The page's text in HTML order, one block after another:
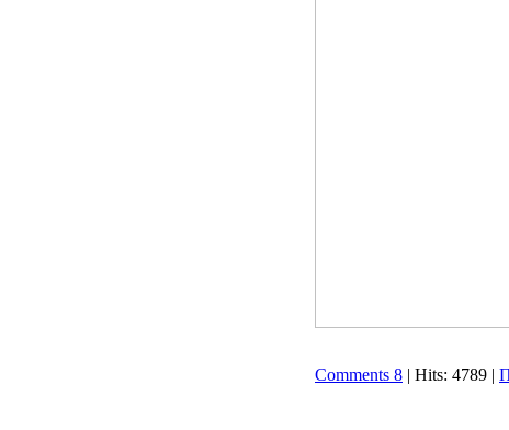
Comments 8 | Hits: 4789 |